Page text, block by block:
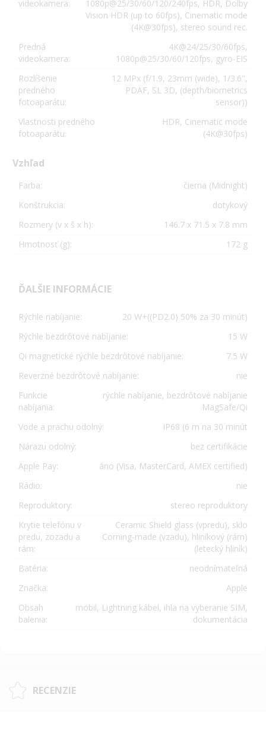
videokamera:
1080p@25/30/60/120/240fps, HDR, Dolby
Vision HDR (up to 60fps), Cinematic mode
(4K@30fps), stereo sound rec.
Predná
videokamera:
4K@24/25/30/60fps,
1080p@25/30/60/120fps, gyro-EIS
Rozlíšenie
predného
fotoaparátu:
12 MPx (f/1.9, 23mm (wide), 1/3.6",
PDAF, SL 3D, (depth/biometrics
sensor))
Vlastnosti predného
fotoaparátu:
HDR, Cinematic mode
(4K@30fps)
Vzhľad
Farba:
čierna (Midnight)
Konštrukcia:
dotykový
Rozmery (v x š x h):
146.7 x 71.5 x 7.8 mm
Hmotnosť (g):
172 g
ĎALŠIE INFORMÁCIE
Rýchle nabíjanie:
20 W+((PD2.0) 50% za 30 minút)
Rýchle bezdrôtové nabíjanie:
15 W
Qi magnetické rýchle bezdrôtové nabíjanie:
7.5 W
Reverzné bezdrôtové nabíjanie:
nie
Funkcie
nabíjania:
rýchle nabíjanie, bezdrôtové nabíjanie
MagSafe/Qi
Vode a prachu odolný:
IP68 (6 m na 30 minút
Nárazu odolný:
bez certifikácie
Apple Pay:
áno (Visa, MasterCard, AMEX certified)
Rádio:
nie
Reproduktory:
stereo reproduktory
Krytie telefónu v
predu, zozadu a
rám:
Ceramic Shield glass (vpredu), sklo
Corning-made (vzadu), hliníkový (rám)
(letecký hliník)
Batéria:
neodnímateľná
Značka:
Apple
Obsah
balenia:
mobil, Lightning kábel, ihla na vyberanie SIM,
dokumentácia
RECENZIE